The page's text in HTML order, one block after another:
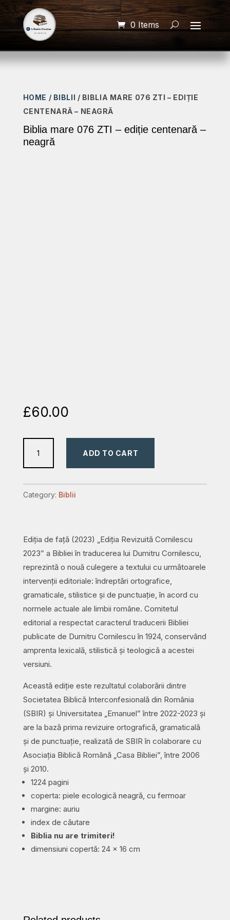
0 Items
HOME / BIBLII / BIBLIA MARE 076 ZTI – EDIȚIE
CENTENARĂ – NEAGRĂ
Biblia mare 076 ZTI – ediție centenară –
neagră
£60.00
mare
ZTI
-
-
neagră
quantity
ADD TO CART
Category: Biblii
Ediția de față (2023) „Ediția Revizuită Cornilescu
2023” a Bibliei în traducerea lui Dumitru Cornilescu,
reprezintă o nouă culegere a textului cu următoarele
intervenții editoriale: îndreptări ortografice,
gramaticale, stilistice și de punctuație, în acord cu
normele actuale ale limbii române. Comitetul
editorial a respectat caracterul traducerii Bibliei
publicate de Dumitru Cornilescu în 1924, conservând
amprenta lexicală, stilistică și teologică a acestei
versiuni.
Această ediție este rezultatul colaborării dintre
Societatea Biblică Interconfesională din România
(SBIR) și Universitatea „Emanuel” între 2022-2023 și
are la bază prima revizuire ortografică, gramaticală
și de punctuație, realizată de SBIR în colaborare cu
Asociația Biblică Română „Casa Bibliei”, între 2006
și 2010.
1224 pagini
coperta: piele ecologică neagră, cu fermoar
margine: auriu
index de căutare
Biblia nu are trimiteri!
dimensiuni copertă: 24 x 16 cm